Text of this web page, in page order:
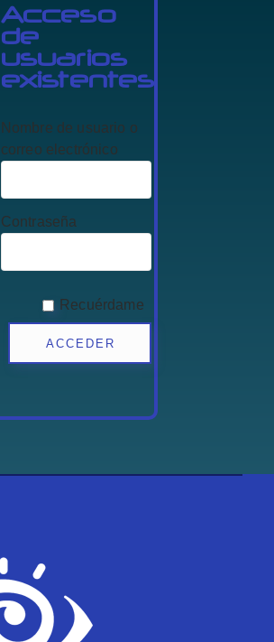
Acceso
de
usuarios
existentes
Nombre de usuario o
correo electrónico
Contraseña
Recuérdame